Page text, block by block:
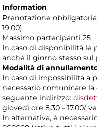
Information
Prenotazione
19.00)
Massimo partecipanti 25
In caso di disponibilità le
anche il giorno stesso sul
Modalità di
In caso di impossibilità a
necessario comunicare
seguente indirizzo:
giovedì ore 8.30 – 17.00/
In alternativa, è